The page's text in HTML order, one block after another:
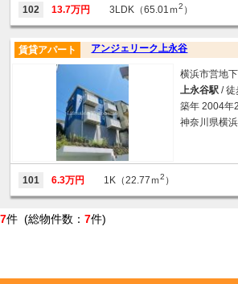
102 13.7万円 3LDK（65.01ｍ2 ）
アンジェリーク上永谷
賃貸アパート
横浜市営地
上永谷駅 / 徒
築年 2004年
神奈川県横
101 6.3万円 1K（22.77ｍ2 ）
7件 (総物件数： 7件)